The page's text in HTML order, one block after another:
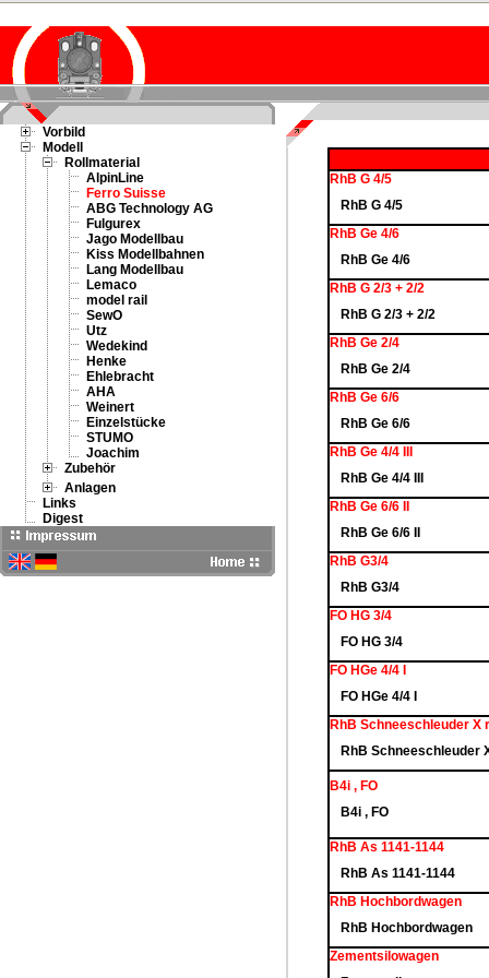
Vorbild
Modell
Rollmaterial
AlpinLine
Ferro Suisse
ABG Technology AG
Fulgurex
Jago Modellbau
Kiss Modellbahnen
Lang Modellbau
Lemaco
model rail
SewO
Utz
Wedekind
Henke
Ehlebracht
AHA
Weinert
Einzelstücke
STUMO
Joachim
Zubehör
Anlagen
Links
Digest
RhB G 4/5
RhB G 4/5
RhB Ge 4/6
RhB Ge 4/6
RhB G 2/3 + 2/2
RhB G 2/3 + 2/2
RhB Ge 2/4
RhB Ge 2/4
RhB Ge 6/6
RhB Ge 6/6
RhB Ge 4/4 III
RhB Ge 4/4 III
RhB Ge 6/6 II
RhB Ge 6/6 II
RhB G3/4
RhB G3/4
FO HG 3/4
FO HG 3/4
FO HGe 4/4 I
FO HGe 4/4 I
RhB Schneeschleuder X
RhB Schneeschleuder
B4i , FO
B4i , FO
RhB As 1141-1144
RhB As 1141-1144
RhB Hochbordwagen
RhB Hochbordwagen
Zementsilowagen